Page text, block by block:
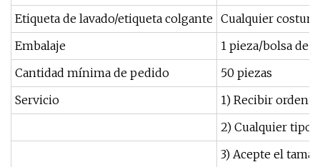
Etiqueta de lavado/etiqueta colgante Cualquier
Embalaje
1 pieza/bolsa de
Cantidad mínima de pedido
50 piezas
Servicio
1) Recibir orden
2) Cualquier tipo
3) Acepte el